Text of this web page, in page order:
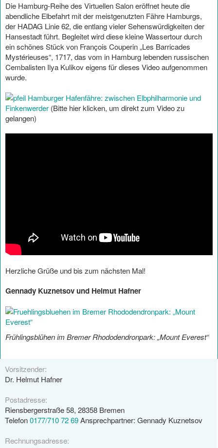
Die Hamburg-Reihe des Virtuellen Salon eröffnet heute die
abendliche Elbefahrt mit der meistgenutzten Fähre Hamburgs,
der HADAG Linie 62, die entlang vieler Sehenswürdigkeiten der
Hansestadt führt. Begleitet wird diese kleine Wassertour durch
ein schönes Stück von François Couperin „Les Barricades
Mystérieuses“, 1717, das vom in Hamburg lebenden russischen
Cembalisten Ilya Kulikov eigens für dieses Video aufgenommen
wurde.
Hamburger Hafenfähre: zwischen Elbphilharmonie und
Finkenwerder (Bitte hier klicken, um direkt zum Video zu
gelangen)
Herzliche Grüße und bis zum nächsten Mal!
Gennady Kuznetsov und Helmut Hafner
Frühlingsblühen im Bremer Rhododendronpark: „Mount Everest“
Vorsitzender:
Dr. Helmut Hafner
Postadresse:
Riensbergerstraße 58, 28358 Bremen
Telefon0177/710 72 69Ansprechpartner: Gennady Kuznetsov
Rechnungsadresse: